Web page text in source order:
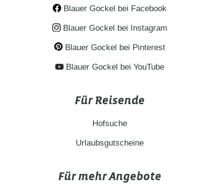
die sich für immer ins Herz brennen.…
Blauer Gockel bei Facebook
Blauer Gockel bei Instagram
Blauer Gockel bei Pinterest
Blauer Gockel bei YouTube
Für Reisende
Hofsuche
Urlaubsgutscheine
Für mehr Angebote